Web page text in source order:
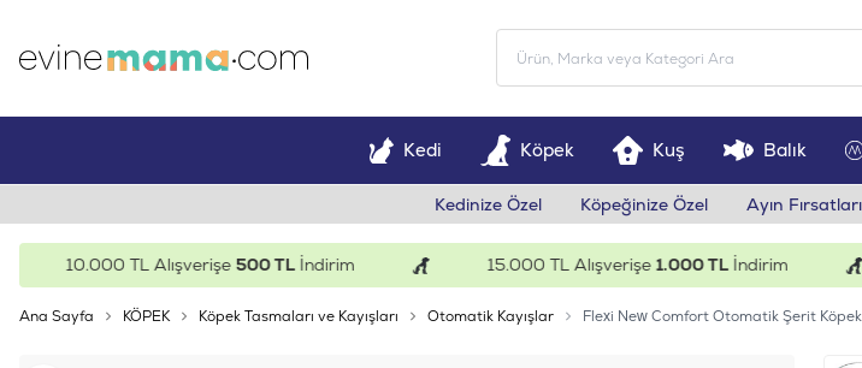
Kedi Köpek Kuş Balık
Kedinize Özel Köpeğinize Özel Ayın Fırsatları
10.000 TL Alışverişe500 TLİndirim 15.000 TL Alışverişe1.000 TLİndirim
Ana Sayfa KÖPEK Köpek Tasmaları ve Kayışları Otomatik Kayışlar Flexi New Comfort Otomatik Şerit